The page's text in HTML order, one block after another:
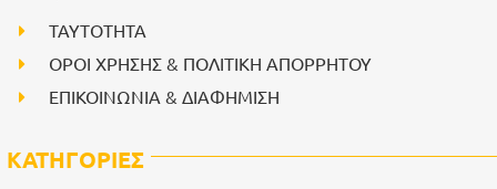
ΤΑΥΤΟΤΗΤΑ
ΟΡΟΙ ΧΡΗΣΗΣ & ΠΟΛΙΤΙΚΗ ΑΠΟΡΡΗΤΟΥ
ΕΠΙΚΟΙΝΩΝΙΑ & ΔΙΑΦΗΜΙΣΗ
ΚΑΤΗΓΟΡΙΕΣ